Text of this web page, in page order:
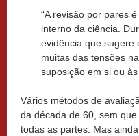
“A revisão por pares
interno da ciência.
evidência que sugere
muitas das tensões
suposição em si ou
Vários métodos de
da década de 60, sem
todas as partes. Mas